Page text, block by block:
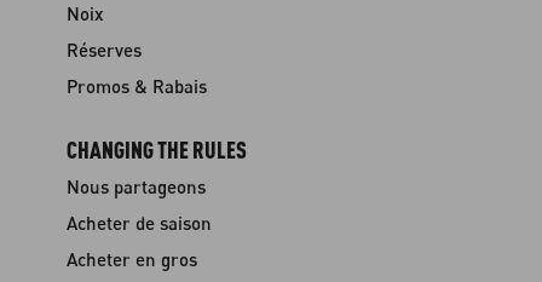
Noix
Réserves
Promos & Rabais
CHANGING THE RULES
Nous partageons
Acheter de saison
Acheter en gros